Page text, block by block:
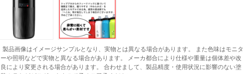
製品画像はイメージサンプルとなり、実物とは異なる場合があります。 また色味はモニタ
ーや照明などで実物と異なる場合があります。 メーカ都合により仕様や重量は個体差や改
良により変更される場合があります。 合わせまして、製品精度・使用状況に影響のない塗